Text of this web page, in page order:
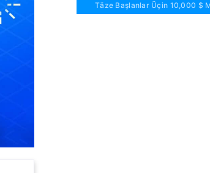
Täze Başlanlar Üçin 10,000 $